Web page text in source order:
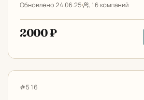
Обновлено 24.06.25 16 компаний
2000 ₽
Как вывести список новых
Артикул:
#516